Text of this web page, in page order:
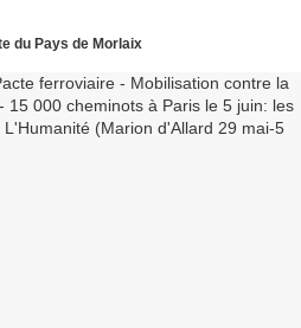
(Marion d'Allard 29
du Pays de Morlaix